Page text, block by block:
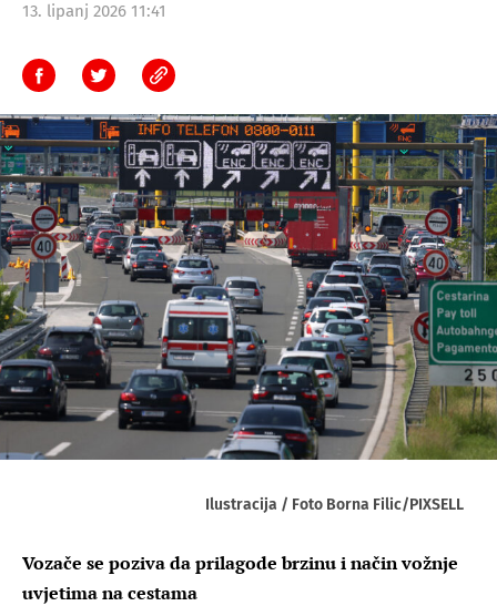
13. lipanj 2026 11:41
Ilustracija / Foto Borna Filic/PIXSELL
Vozače se poziva da prilagode brzinu i način vožnje
uvjetima na cestama